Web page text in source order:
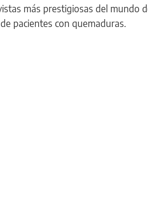
más prestigiosas del mundo
pacientes con quemaduras.